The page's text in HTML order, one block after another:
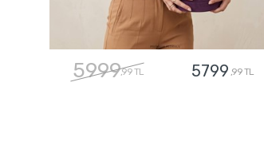
5999,99 TL 5799 ,99 TL